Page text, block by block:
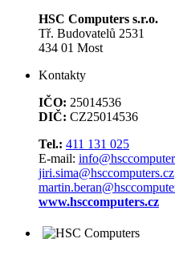
HSC Computers s.r.o.
Tř. Budovatelů 2531
434 01 Most
Kontakty
IČO: 25014536
DIČ: CZ25014536
Tel.: 411 131 025
E-mail:
jiri.sima@hsccomputers.cz
www.hsccomputers.cz